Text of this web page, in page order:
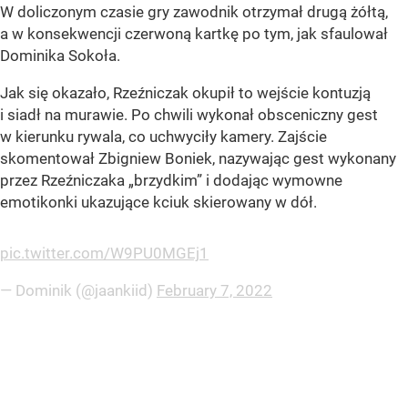
W doliczonym czasie gry zawodnik otrzymał drugą żółtą,
a w konsekwencji czerwoną kartkę po tym, jak sfaulował
Dominika Sokoła.
Jak się okazało, Rzeźniczak okupił to wejście kontuzją
i siadł na murawie. Po chwili wykonał obsceniczny gest
w kierunku rywala, co uchwyciły kamery. Zajście
skomentował Zbigniew Boniek, nazywając gest wykonany
przez Rzeźniczaka „brzydkim” i dodając wymowne
emotikonki ukazujące kciuk skierowany w dół.
pic.twitter.com/W9PU0MGEj1
— Dominik (@jaankiid) February 7, 2022